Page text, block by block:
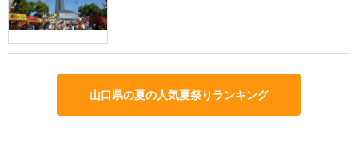
山口県の夏の人気夏祭りランキング